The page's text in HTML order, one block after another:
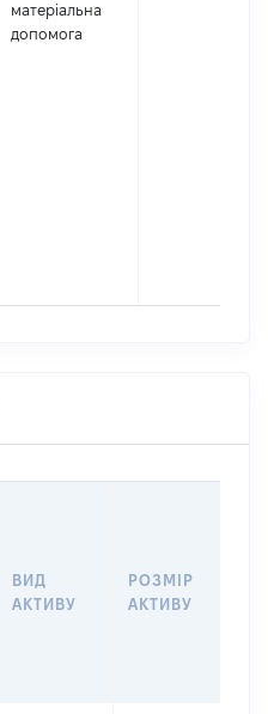
матеріальна
допомога
ВИД
АКТИВУ
РОЗМІР
АКТИВУ